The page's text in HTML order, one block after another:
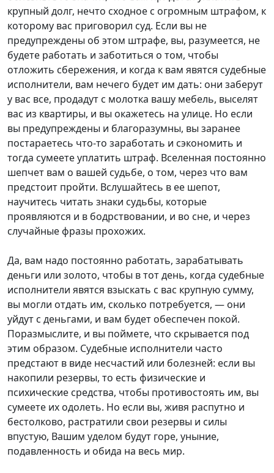
крупный долг, нечто сходное с огромным штрафом, к
которому вас приговорил суд. Если вы не
предупреждены об этом штрафе, вы, разумеется, не
будете работать и заботиться о том, чтобы
отложить сбережения, и когда к вам явятся судебные
исполнители, вам нечего будет им дать: они заберут
у вас все, продадут с молотка вашу мебель, выселят
вас из квартиры, и вы окажетесь на улице. Но если
вы предупреждены и благоразумны, вы заранее
постараетесь что-то заработать и сэкономить и
тогда сумеете уплатить штраф. Вселенная постоянно
шепчет вам о вашей судьбе, о том, через что вам
предстоит пройти. Вслушайтесь в ее шепот,
научитесь читать знаки судьбы, которые
проявляются и в бодрствовании, и во сне, и через
случайные фразы прохожих.
Да, вам надо постоянно работать, зарабатывать
деньги или золото, чтобы в тот день, когда судебные
исполнители явятся взыскать с вас крупную сумму,
вы могли отдать им, сколько потребуется, — они
уйдут с деньгами, и вам будет обеспечен покой.
Поразмыслите, и вы поймете, что скрывается под
этим образом. Судебные исполнители часто
предстают в виде несчастий или болезней: если вы
накопили резервы, то есть физические и
психические средства, чтобы противостоять им, вы
сумеете их одолеть. Но если вы, живя распутно и
бестолково, растратили свои резервы и силы
впустую, Вашим уделом будут горе, уныние,
подавленность и обида на весь мир.